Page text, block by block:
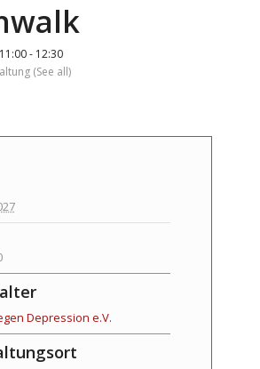
- 12:30
(See all)
Depression e.V.